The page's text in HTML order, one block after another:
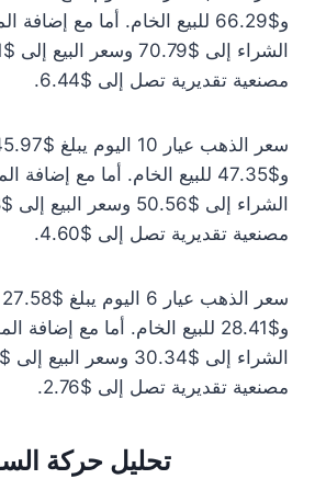
و$66.29 للبيع الخام. أما مع
مصنعية تقديرية تصل إلى $6.44.
و$47.35 للبيع الخام. أما مع
مصنعية تقديرية تصل إلى $4.60.
و$28.41 للبيع الخام. أما مع
مصنعية تقديرية تصل إلى $2.76.
تحليل حركة